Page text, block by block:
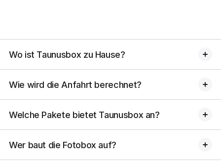
Wo ist Taunusbox zu Hause?
Kreis zu Hause — zentral für den gesamten Taunus und das
Rhein-Main-Gebiet.
Wie wird die Anfahrt berechnet?
Rückfahrt ab Hünstetten-Limbach. Den genauen Betrag siehst
du transparent in deinem persönlichen Angebot.
Welche Pakete bietet Taunusbox an?
Premium-Paket inkl. Fotodrucker mit 400 Sofortausdrucken. Die
aktuellen Paketpreise findest du auf der Startseite unter Pakete.
Wer baut die Fotobox auf?